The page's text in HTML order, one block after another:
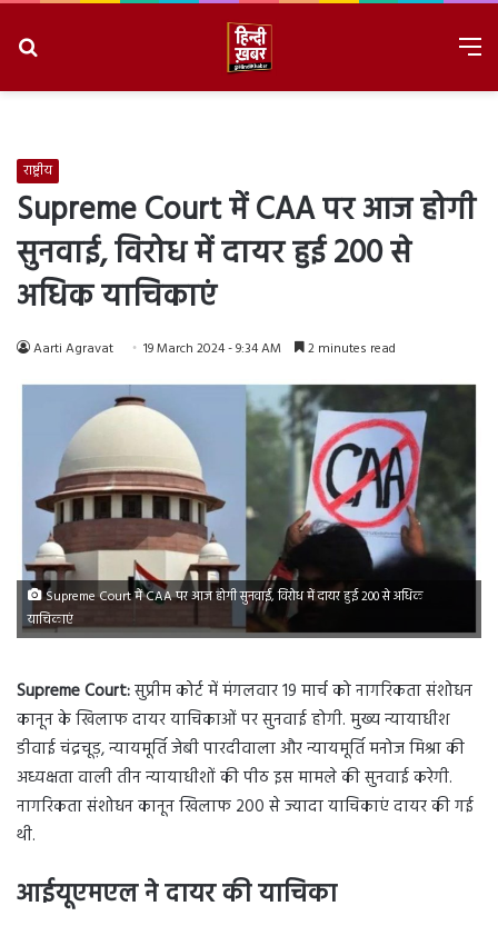
राष्ट्रीय
Supreme Court में CAA पर आज होगी
सुनवाई, विरोध में दायर हुई 200 से
अधिक याचिकाएं
Aarti Agravat 19 March 2024 - 9:34 AM 2 minutes read
Supreme Court में CAA पर आज होगी सुनवाई, विरोध में दायर हुई 200 से अधिक
याचिकाएं
Supreme Court:सुप्रीम कोर्ट में मंगलवार 19 मार्च को नागरिकता संशोधन
कानून के खिलाफ दायर याचिकाओं पर सुनवाई होगी. मुख्य न्यायाधीश
डीवाई चंद्रचूड़, न्यायमूर्ति जेबी पारदीवाला और न्यायमूर्ति मनोज मिश्रा की
अध्यक्षता वाली तीन न्यायाधीशों की पीठ इस मामले की सुनवाई करेगी.
नागरिकता संशोधन कानून खिलाफ 200 से ज्यादा याचिकाएं दायर की गई
थी.
आईयूएमएल ने दायर की याचिका